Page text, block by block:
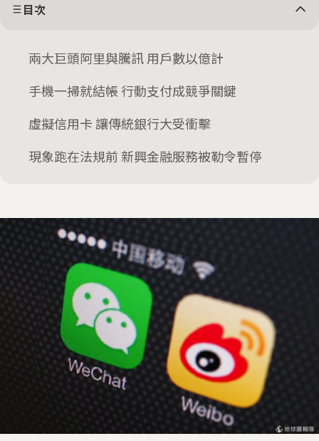
目次
兩大巨頭阿里與騰訊 用戶數以億計
手機一掃就結帳 行動支付成競爭關鍵
虛擬信用卡 讓傳統銀行大受衝擊
現象跑在法規前 新興金融服務被勒令暫停